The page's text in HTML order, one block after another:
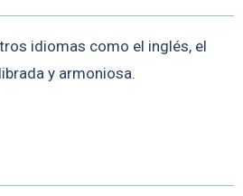
idiomas como el inglés, el
y armoniosa.